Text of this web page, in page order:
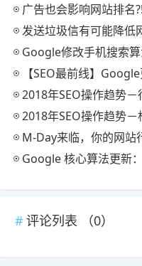
广告也会影响网站排名
发送垃圾信有可能降低
Google修改手机搜索
【SEO最前线】
2018年SEO操作趋势
2018年SEO操作趋势
M-Day来临，你的网站
Google 核心算法更新：
评论列表 （0）